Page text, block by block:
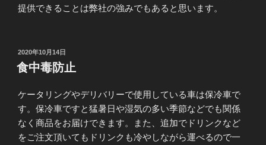
提供できることは弊社の強みでもあると思います。
投
稿
日:
2020年10月14日
食中毒防止
ケータリングやデリバリーで使用している車は保冷車で
す。保冷車ですと猛暑日や湿気の多い季節などでも関係
なく商品をお届けできます。また、追加でドリンクなど
をご注文頂いてもドリンクも冷やしながら運べるので一